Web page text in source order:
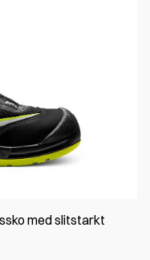
med slitstarkt